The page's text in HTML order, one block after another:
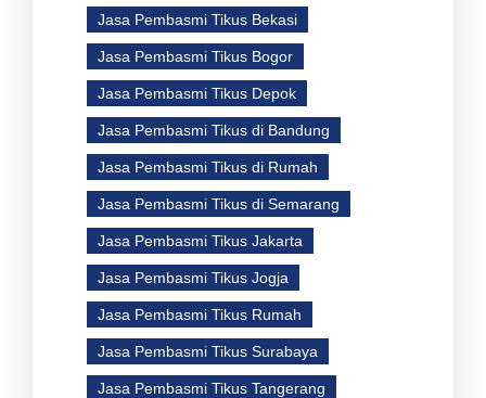
Jasa Pembasmi Tikus Bekasi
Jasa Pembasmi Tikus Bogor
Jasa Pembasmi Tikus Depok
Jasa Pembasmi Tikus di Bandung
Jasa Pembasmi Tikus di Rumah
Jasa Pembasmi Tikus di Semarang
Jasa Pembasmi Tikus Jakarta
Jasa Pembasmi Tikus Jogja
Jasa Pembasmi Tikus Rumah
Jasa Pembasmi Tikus Surabaya
Jasa Pembasmi Tikus Tangerang